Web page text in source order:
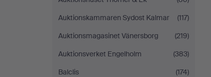
Auktionskammaren Sydost Kalmar
(117)
Auktionsmagasinet Vänersborg
(219)
Auktionsverket Engelholm
(383)
Balclis
(174)